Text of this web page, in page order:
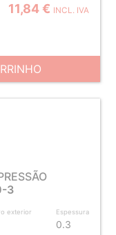
11,84 € INCL. IVA
3
exterior Espessura
0.3